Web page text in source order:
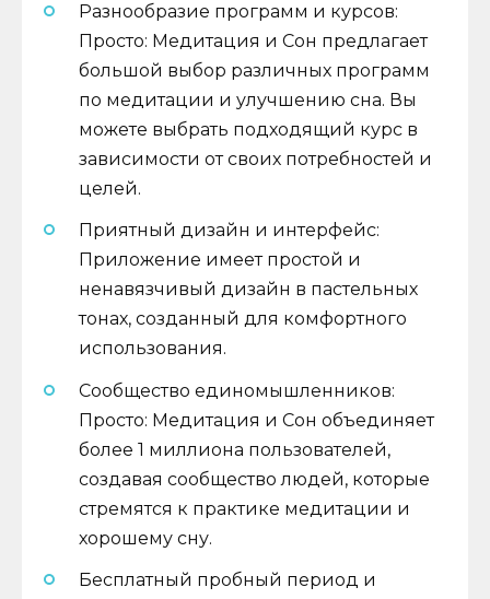
Разнообразие программ и курсов:
Просто: Медитация и Сон предлагает
большой выбор различных программ
по медитации и улучшению сна. Вы
можете выбрать подходящий курс в
зависимости от своих потребностей и
целей.
Приятный дизайн и интерфейс:
Приложение имеет простой и
ненавязчивый дизайн в пастельных
тонах, созданный для комфортного
использования.
Сообщество единомышленников:
Просто: Медитация и Сон объединяет
более 1 миллиона пользователей,
создавая сообщество людей, которые
стремятся к практике медитации и
хорошему сну.
Бесплатный пробный период и